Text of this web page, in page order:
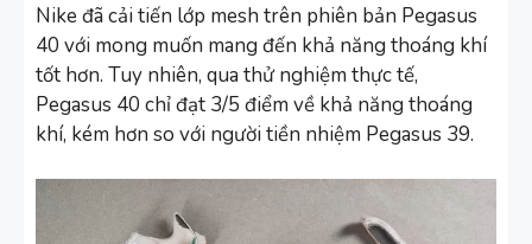
Nike đã cải tiến lớp mesh trên phiên bản Pegasus
40 với mong muốn mang đến khả năng thoáng khí
tốt hơn. Tuy nhiên, qua thử nghiệm thực tế,
Pegasus 40 chỉ đạt 3/5 điểm về khả năng thoáng
khí, kém hơn so với người tiền nhiệm Pegasus 39.